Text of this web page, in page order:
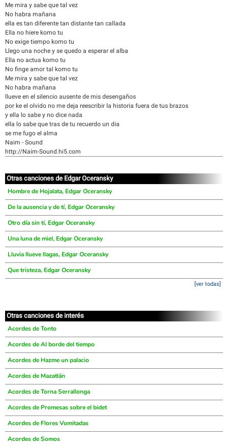
Me mira y sabe que tal vez
No habra mañana
ella es tan diferente tan distante tan callada
Ella no hiere komo tu
No exige tiempo komo tu
Llego una noche y se quedo a esperar el alba
Ella no actua komo tu
No finge amor tal komo tu
Me mira y sabe que tal vez
No habra mañana
llueve en el silencio ausente de mis desengaños
por ke el olvido no me deja reescribir la historia fuera de tus brazos
y ella lo sabe y no dice nada
ella lo sabe que tras de tu recuerdo un dia
se me fugo el alma
Naim - Sound
http://Naim-Sound.hi5.com
Otras canciones de Edgar Oceransky
Hombre de Hojalata, Edgar Oceransky
De la ausencia y de tí, Edgar Oceransky
Otro día sin tí, Edgar Oceransky
Una luna de miel, Edgar Oceransky
Lluvia llueve llagas, Edgar Oceransky
Que tristeza, Edgar Oceransky
[ver todas]
Otras canciones de interés
Acordes de Tonto
Acordes de Al borde del tiempo
Acordes de Hazme un palacio
Acordes de Mazatlán
Acordes de Torna Serrallonga
Acordes de Promesas sobre el bidet
Acordes de Flores Vomitadas
Acordes de Somos